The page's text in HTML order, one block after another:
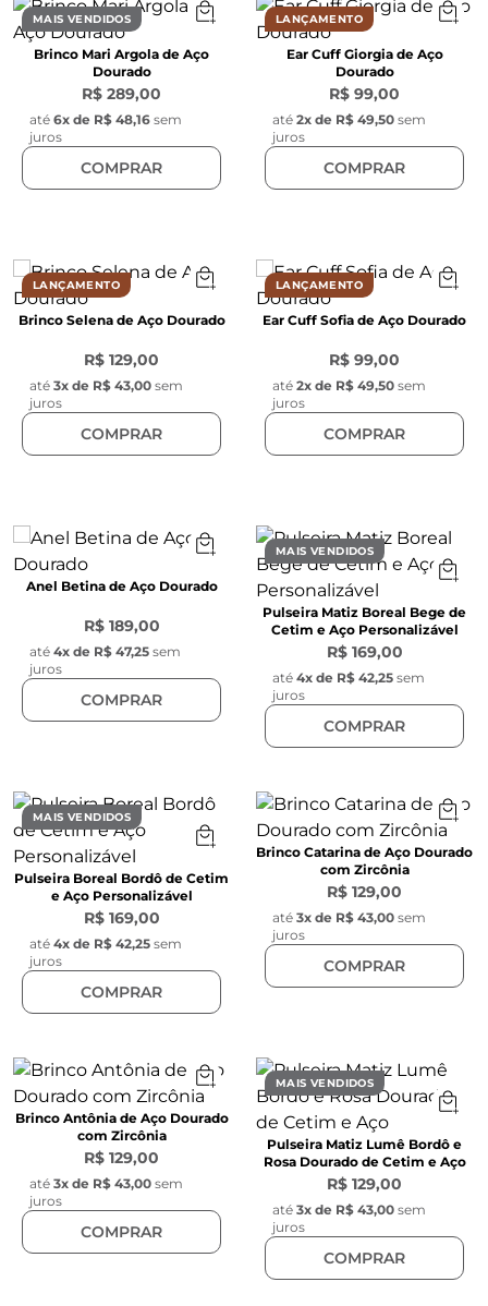
MAIS VENDIDOS
Brinco Mari Argola de Aço
Dourado
R$ 289,00
até 6x de R$ 48,16 sem
juros
COMPRAR
LANÇAMENTO
Ear Cuff Giorgia de Aço
Dourado
R$ 99,00
até 2x de R$ 49,50 sem
juros
COMPRAR
LANÇAMENTO
Brinco Selena de Aço Dourado
R$ 129,00
até 3x de R$ 43,00 sem
juros
COMPRAR
LANÇAMENTO
Ear Cuff Sofia de Aço Dourado
R$ 99,00
até 2x de R$ 49,50 sem
juros
COMPRAR
Anel Betina de Aço Dourado
R$ 189,00
até 4x de R$ 47,25 sem
juros
COMPRAR
MAIS VENDIDOS
Pulseira Matiz Boreal Bege de
Cetim e Aço Personalizável
R$ 169,00
até 4x de R$ 42,25 sem
juros
COMPRAR
MAIS VENDIDOS
Pulseira Boreal Bordô de Cetim
e Aço Personalizável
R$ 169,00
até 4x de R$ 42,25 sem
juros
COMPRAR
Brinco Catarina de Aço Dourado
com Zircônia
R$ 129,00
até 3x de R$ 43,00 sem
juros
COMPRAR
Brinco Antônia de Aço Dourado
com Zircônia
R$ 129,00
até 3x de R$ 43,00 sem
juros
COMPRAR
MAIS VENDIDOS
Pulseira Matiz Lumê Bordô e
Rosa Dourado de Cetim e Aço
R$ 129,00
até 3x de R$ 43,00 sem
juros
COMPRAR